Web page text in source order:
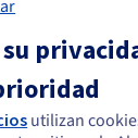
es el clúster,
Estos equipos,
juntos
recursos y
utilizan